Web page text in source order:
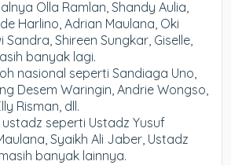
Olla Ramlan, Shandy Aulia,
Harlino, Adrian Maulana, Oki
Sandra, Shireen Sungkar, Giselle,
banyak lagi.
nasional seperti Sandiaga Uno,
Desem Waringin, Andrie Wongso,
Risman, dll.
seperti Ustadz Yusuf
Syaikh Ali Jaber, Ustadz
banyak lainnya.